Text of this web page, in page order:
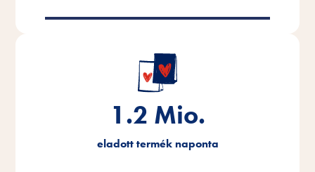
1.2 Mio.
eladott termék naponta